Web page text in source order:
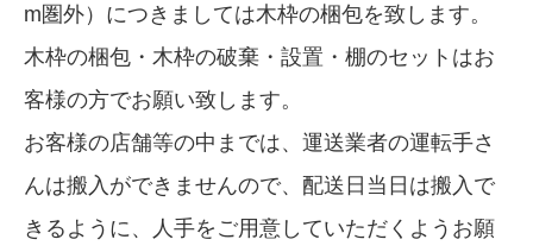
m圏外）につきましては木枠の梱包を致します。
木枠の梱包・木枠の破棄・設置・棚のセットはお
客様の方でお願い致します。
お客様の店舗等の中までは、運送業者の運転手さ
んは搬入ができませんので、配送日当日は搬入で
きるように、人手をご用意していただくようお願